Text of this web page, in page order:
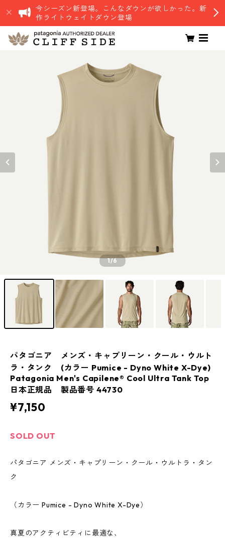
今シーズン新登場。こんなダウンが欲しかった。新
作ライトウェイトダウン登場
1/6
パタゴニア メンズ・キャプリーン・クール・ウルト
ラ・タンク (カラー Pumice - Dyno White X-Dye)
Patagonia Men's Capilene® Cool Ultra Tank Top
日本正規品 製品番号 44730
¥7,150
SOLD OUT
パタゴニア メンズ・キャプリーン・クール・ウルトラ・タン
ク
（カラー Pumice - Dyno White X-Dye）
真夏のアクティビティに最適な、